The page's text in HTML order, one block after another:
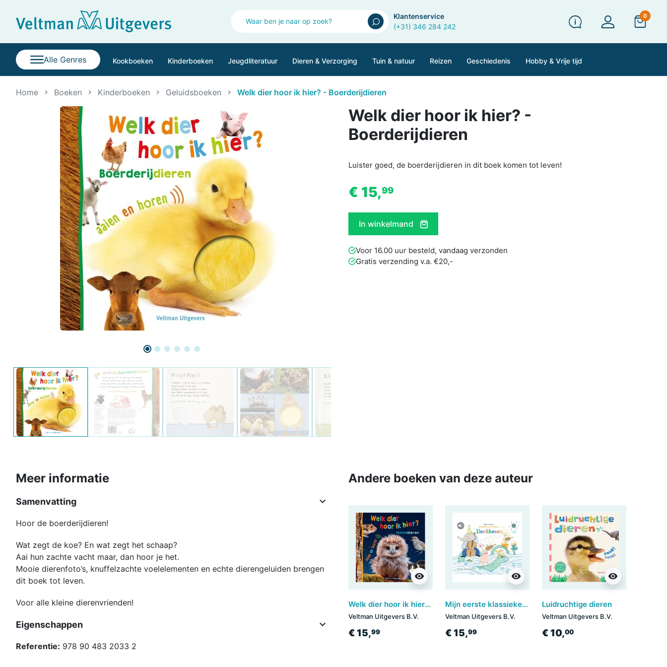
Klantenservice
(+31) 346 284 242
0
Alle Genres Kookboeken Kinderboeken Jeugdliteratuur Dieren & Verzorging Tuin & natuur Reizen Geschiedenis Hobby & Vrije tijd
Home Boeken Kinderboeken Geluidsboeken Welk dier hoor ik hier? - Boerderijdieren
Welk dier hoor ik hier? -
Boerderijdieren
Luister goed, de boerderijdieren in dit boek komen tot leven!
€ 15,99
In winkelmand
Voor 16.00 uur besteld, vandaag verzonden
Gratis verzending v.a. €20,-
Meer informatie
Samenvatting 
Hoor de boerderijdieren!
Wat zegt de koe? En wat zegt het schaap?
Aai hun zachte vacht maar, dan hoor je het.
Mooie dierenfoto’s, knuffelzachte voelelementen en echte dierengeluiden brengen
dit boek tot leven.
Voor alle kleine dierenvrienden!
Eigenschappen 
Referentie: 978 90 483 2033 2
Andere boeken van deze auteur
visibility
Welk dier hoor ik hier? - Nachtdieren
Veltman Uitgevers B.V.
€ 15,99
visibility
Mijn eerste klassieke-muziekboek - Beethoven
Veltman Uitgevers B.V.
€ 15,99
visibility
Luidruchtige dieren
Veltman Uitgevers B.V.
€ 10,00